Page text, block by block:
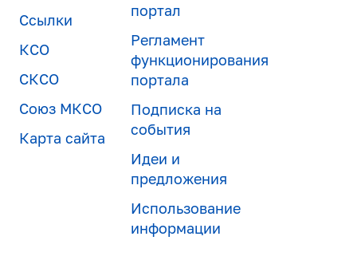
Ссылки
КСО
СКСО
Союз МКСО
Карта сайта
портал
Регламент
функционирования
портала
Подписка на
события
Идеи и
предложения
Использование
информации